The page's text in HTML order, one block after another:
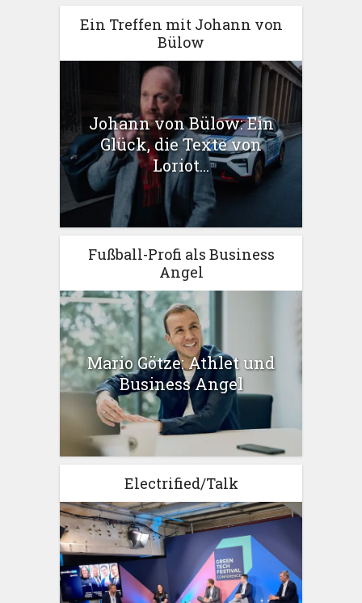
Ein Treffen mit Johann von
Bülow
Johann von Bülow: Ein
Glück, die Texte von
Loriot...
Fußball-Profi als Business
Angel
Mario Götze: Athlet und
Business Angel
Electrified/Talk